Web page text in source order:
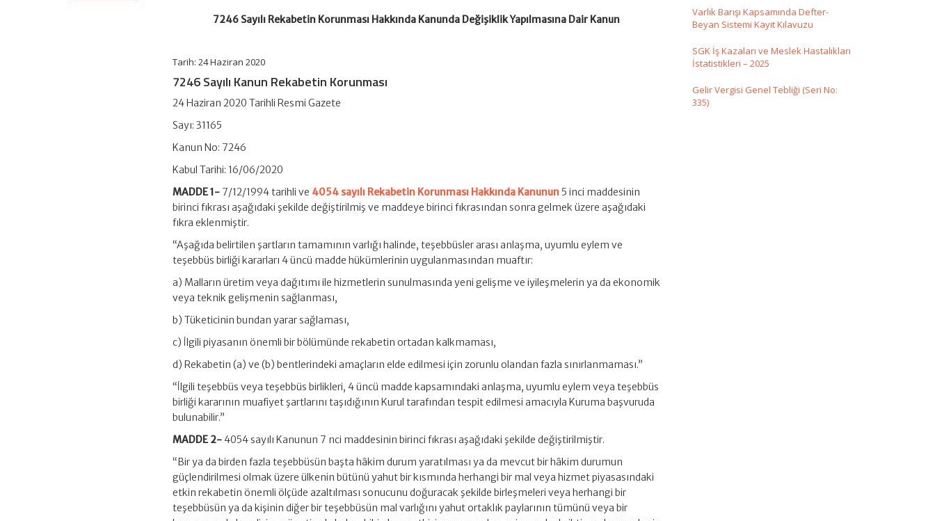
7246 Sayılı Rekabetin Korunması Hakkında Kanunda Değişiklik Yapılmasına Dair Kanun
Tarih: 24 Haziran 2020
7246 Sayılı Kanun Rekabetin Korunması
24 Haziran 2020 Tarihli Resmi Gazete
Sayı: 31165
Kanun No: 7246
Kabul Tarihi: 16/06/2020
MADDE 1- 7/12/1994 tarihli ve 4054 sayılı Rekabetin Korunması Hakkında Kanunun 5 inci maddesinin
birinci fıkrası aşağıdaki şekilde değiştirilmiş ve maddeye birinci fıkrasından sonra gelmek üzere aşağıdaki
fıkra eklenmiştir.
“Aşağıda belirtilen şartların tamamının varlığı halinde, teşebbüsler arası anlaşma, uyumlu eylem ve
teşebbüs birliği kararları 4 üncü madde hükümlerinin uygulanmasından muaftır:
a) Malların üretim veya dağıtımı ile hizmetlerin sunulmasında yeni gelişme ve iyileşmelerin ya da ekonomik
veya teknik gelişmenin sağlanması,
b) Tüketicinin bundan yarar sağlaması,
c) İlgili piyasanın önemli bir bölümünde rekabetin ortadan kalkmaması,
d) Rekabetin (a) ve (b) bentlerindeki amaçların elde edilmesi için zorunlu olandan fazla sınırlanmaması.”
“İlgili teşebbüs veya teşebbüs birlikleri, 4 üncü madde kapsamındaki anlaşma, uyumlu eylem veya teşebbüs
birliği kararının muafiyet şartlarını taşıdığının Kurul tarafından tespit edilmesi amacıyla Kuruma başvuruda
bulunabilir.”
MADDE 2- 4054 sayılı Kanunun 7 nci maddesinin birinci fıkrası aşağıdaki şekilde değiştirilmiştir.
“Bir ya da birden fazla teşebbüsün başta hâkim durum yaratılması ya da mevcut bir hâkim durumun
güçlendirilmesi olmak üzere ülkenin bütünü yahut bir kısmında herhangi bir mal veya hizmet piyasasındaki
etkin rekabetin önemli ölçüde azaltılması sonucunu doğuracak şekilde birleşmeleri veya herhangi bir
teşebbüsün ya da kişinin diğer bir teşebbüsün mal varlığını yahut ortaklık paylarının tümünü veya bir
Varlık Barışı Kapsamında Defter-
Beyan Sistemi Kayıt Kılavuzu
SGK İş Kazaları ve Meslek Hastalıkları
İstatistikleri – 2025
Gelir Vergisi Genel Tebliği (Seri No:
335)